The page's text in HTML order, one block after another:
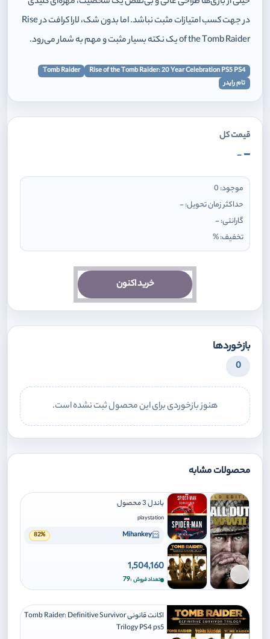
در جهت کسب امتیازات مثبت نباشد. اما بدون شک، لارا کرافت در Rise
of the Tomb Raider یک نکته بسیار مثبت و مهم به شمار می‌رود.
Rise of the Tomb Raider: 20 Year Celebration PS5 PS4
Tomb Raider
تام رایدر
قیمت کل
-
-
موجود: 0
حداکثر زمان تحویل:-
گارانتی:-
تخفیف:%
خرید اکنون
بازخوردها
0
هنوز بازخوردی برای این محصول ثبت نشده است.
محصولات مشابه
برای افزودن وارد شوید
باندل 3 محصول
playstation
Mihankey
82%
1,504,160
تعداد فروش 79
اکانت قانونی Tomb Raider: Definitive Survivor
Trilogy PS4 ps5